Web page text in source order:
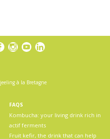
à la Bretagne
FAQS
Kombucha: your living drink rich in
actif ferments
Fruit kefir, the drink that can help